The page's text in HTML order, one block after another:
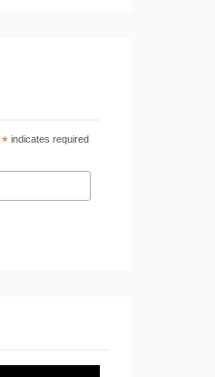
* indicates required